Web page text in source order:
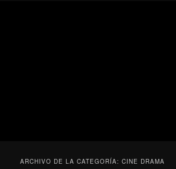
ARCHIVO DE LA CATEGORÍA:CINE DRAMA